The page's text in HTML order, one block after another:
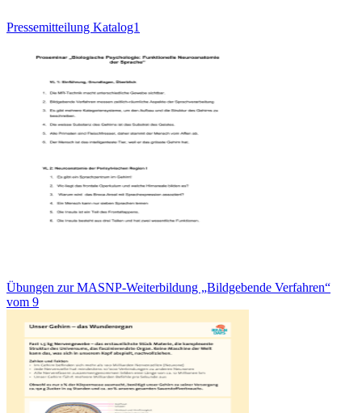
Pressemitteilung Katalog1
Übungen zur MASNP-Weiterbildung „Bildgebende Verfahren“
vom 9